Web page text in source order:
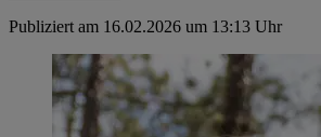
Publiziert am 16.02.2026 um 13:13 Uhr